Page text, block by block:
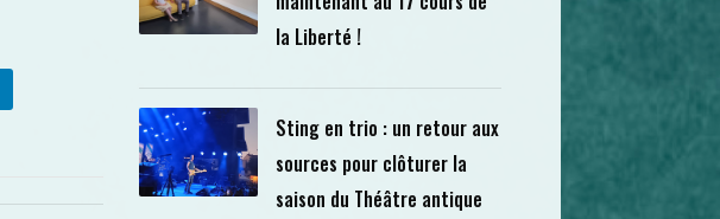
la Liberté !
Sting en trio : un retour aux
sources pour clôturer la
saison du Théâtre antique